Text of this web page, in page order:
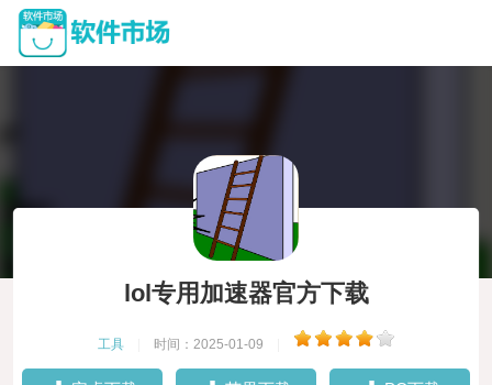
lol专用加速器官方下载
工具 时间：2025-01-09